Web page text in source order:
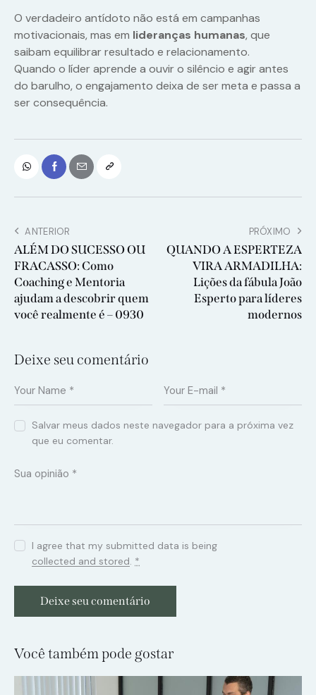
O verdadeiro antídoto não está em campanhas
motivacionais, mas em lideranças humanas, que
saibam equilibrar resultado e relacionamento.
Quando o líder aprende a ouvir o silêncio e agir antes
do barulho, o engajamento deixa de ser meta e passa a
ser consequência.
ANTERIOR
ALÉM DO SUCESSO OU
FRACASSO: Como
Coaching e Mentoria
ajudam a descobrir quem
você realmente é – 0930
PRÓXIMO
QUANDO A ESPERTEZA
VIRA ARMADILHA:
Lições da fábula João
Esperto para líderes
modernos
Deixe seu comentário
Salvar meus dados neste navegador para a próxima vez
que eu comentar.
I agree that my submitted data is being
collected and stored. *
Você também pode gostar